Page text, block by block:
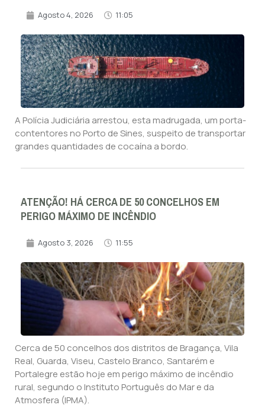
Agosto 4, 2026 11:05
A Polícia Judiciária arrestou, esta madrugada, um porta-
contentores no Porto de Sines, suspeito de transportar
grandes quantidades de cocaína a bordo.
ATENÇÃO! HÁ CERCA DE 50 CONCELHOS EM
PERIGO MÁXIMO DE INCÊNDIO
Agosto 3, 2026 11:55
Cerca de 50 concelhos dos distritos de Bragança, Vila
Real, Guarda, Viseu, Castelo Branco, Santarém e
Portalegre estão hoje em perigo máximo de incêndio
rural, segundo o Instituto Português do Mar e da
Atmosfera (IPMA).